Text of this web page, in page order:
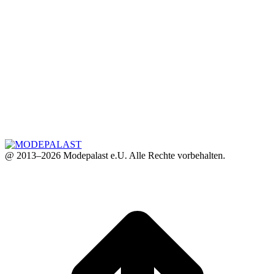
@ 2013–2026 Modepalast e.U. Alle Rechte vorbehalten.